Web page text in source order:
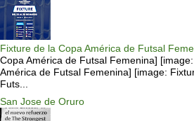
Fixture de la Copa América de Futsal
Copa América de Futsal Femenina]
América de Futsal Femenina] [image:
Futs...
San Jose de Oruro